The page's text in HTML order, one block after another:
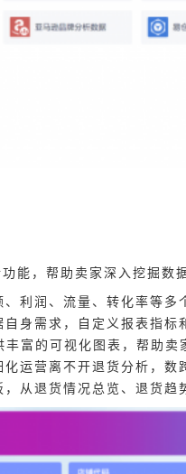
能，帮助卖家深入挖掘数
、利润、流量、转化率等
自身需求，自定义报表指
丰富的可视化图表，帮助
化运营离不开退货分析，
从退货情况总览、退货